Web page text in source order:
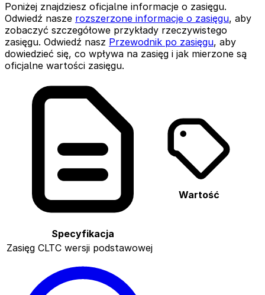
Poniżej znajdziesz oficjalne informacje o zasięgu.
Odwiedź nasze rozszerzone informacje o zasięgu, aby
zobaczyć szczegółowe przykłady rzeczywistego
zasięgu. Odwiedź nasz Przewodnik po zasięgu, aby
dowiedzieć się, co wpływa na zasięg i jak mierzone są
oficjalne wartości zasięgu.
Specyfikacja
Wartość
Zasięg CLTC wersji podstawowej